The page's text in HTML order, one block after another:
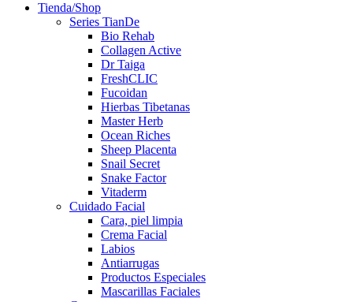
Tienda/Shop
Series TianDe
Bio Rehab
Collagen Active
Dr Taiga
FreshCLIC
Fucoidan
Hierbas Tibetanas
Master Herb
Ocean Riches
Sheep Placenta
Snail Secret
Snake Factor
Vitaderm
Cuidado Facial
Cara, piel limpia
Crema Facial
Labios
Antiarrugas
Productos Especiales
Mascarillas Faciales